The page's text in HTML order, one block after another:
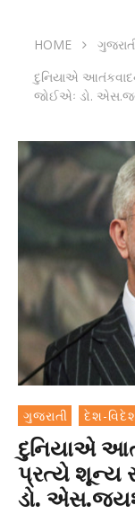
HOME
દુનિયાએ
જોઈએઃ ડો.
ગુજરાતી દેશ-
દુનિયાએ
પ્રત્યે શૂન્ય
ડો.